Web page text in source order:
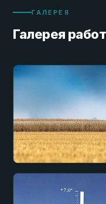
ГАЛЕРЕЯ
Галерея